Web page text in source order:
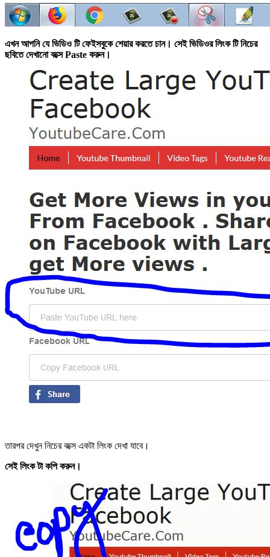
এখন আপনি যে ভিডিও টি ফেইসবুকে শেয়ার করতে চান। সেই ভিডিওর লিংক টি নিচের
ছবিতে দেখানো বক্সে Paste করুন।
তারপর দেখুন নিচের বক্সে একটা লিংক দেখা যাবে।
সেই লিংক টা কপি করুন।